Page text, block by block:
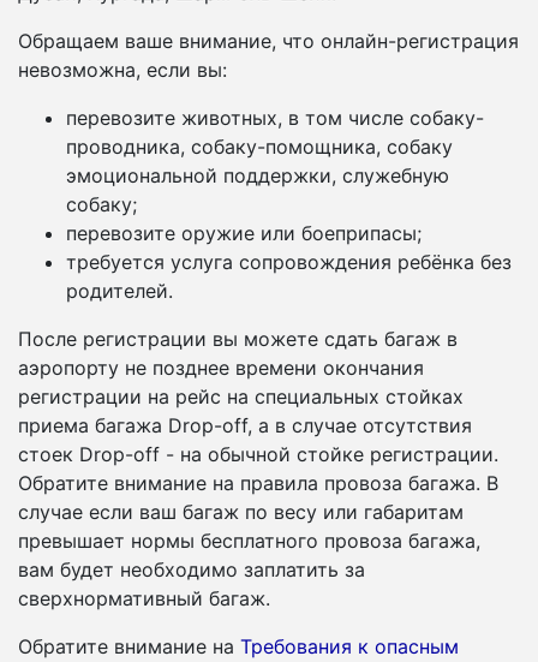
Обращаем ваше внимание, что онлайн-регистрация
невозможна, если вы:
перевозите животных, в том числе собаку-
проводника, собаку-помощника, собаку
эмоциональной поддержки, служебную
собаку;
перевозите оружие или боеприпасы;
требуется услуга сопровождения ребёнка без
родителей.
После регистрации вы можете сдать багаж в
аэропорту не позднее времени окончания
регистрации на рейс на специальных стойках
приема багажа Drop-off, а в случае отсутствия
стоек Drop-off - на обычной стойке регистрации.
Обратите внимание на правила провоза багажа. В
случае если ваш багаж по весу или габаритам
превышает нормы бесплатного провоза багажа,
вам будет необходимо заплатить за
сверхнормативный багаж.
Обратите внимание на Требования к опасным